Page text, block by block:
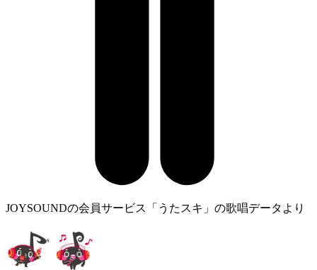
JOYSOUNDの会員サービス「うたスキ」の歌唱データより